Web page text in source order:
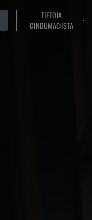
TIETOJA
GINDUMAC:ISTA